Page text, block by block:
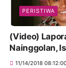
PERISTIWA
(Video)
Nainggolan,
11/14/2018